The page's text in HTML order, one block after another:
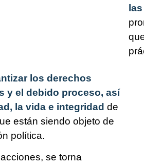
los derechos
y el debido proceso, así
la vida e integridad de
están siendo objeto de
política.
se torna